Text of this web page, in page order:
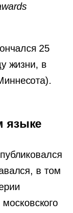
25
жизни, в
языке
в том
московского